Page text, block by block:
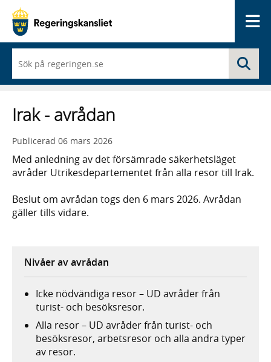
du
börjar
skriva
framträder
en
med
sökförslag
Irak - avrådan
Publicerad 06 mars 2026
Med anledning av det försämrade säkerhetsläget
avråder Utrikesdepartementet från alla resor till Irak.
Beslut om avrådan togs den 6 mars 2026. Avrådan
gäller tills vidare.
Nivåer av avrådan
Icke nödvändiga resor – UD avråder från
turist- och besöksresor.
Alla resor – UD avråder från turist- och
besöksresor, arbetsresor och alla andra typer
av resor.